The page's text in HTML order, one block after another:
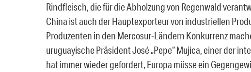
Rindfleisch, die für die Abholzung von Regenwald
China ist auch der Hauptexporteur von industriellen
Produzenten in den Mercosur-Ländern Konkurrenz
uruguayische Präsident José „Pepe“ Mujica, einer der
hat immer wieder gefordert, Europa müsse ein